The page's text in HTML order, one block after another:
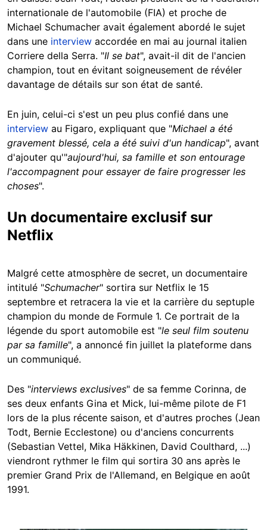
internationale de l'automobile (FIA) et proche de
Michael Schumacher avait également abordé le sujet
dans une interview accordée en mai au journal italien
Corriere della Serra. "Il se bat", avait-il dit de l'ancien
champion, tout en évitant soigneusement de révéler
davantage de détails sur son état de santé.
En juin, celui-ci s'est un peu plus confié dans une
interview au Figaro, expliquant que "Michael a été
gravement blessé, cela a été suivi d'un handicap", avant
d'ajouter qu'"aujourd'hui, sa famille et son entourage
l'accompagnent pour essayer de faire progresser les
choses".
Un documentaire exclusif sur
Netflix
Malgré cette atmosphère de secret, un documentaire
intitulé "Schumacher" sortira sur Netflix le 15
septembre et retracera la vie et la carrière du septuple
champion du monde de Formule 1. Ce portrait de la
légende du sport automobile est "le seul film soutenu
par sa famille", a annoncé fin juillet la plateforme dans
un communiqué.
Des "interviews exclusives" de sa femme Corinna, de
ses deux enfants Gina et Mick, lui-même pilote de F1
lors de la plus récente saison, et d'autres proches (Jean
Todt, Bernie Ecclestone) ou d'anciens concurrents
(Sebastian Vettel, Mika Häkkinen, David Coulthard, ...)
viendront rythmer le film qui sortira 30 ans après le
premier Grand Prix de l'Allemand, en Belgique en août
1991.